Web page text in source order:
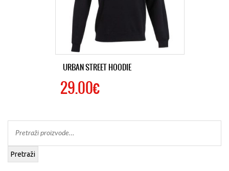
URBAN STREET HOODIE
29.00€
Pretraži